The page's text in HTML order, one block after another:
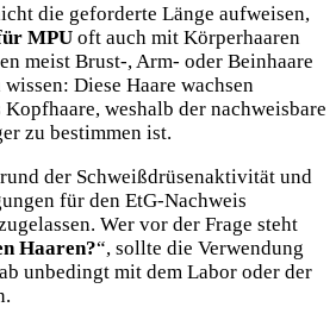
die geforderte Länge aufweisen,
MPU oft auch mit Körperhaaren
meist Brust-, Arm- oder Beinhaare
Diese Haare wachsen
weshalb der nachweisbare
zu bestimmen ist.
der Schweißdrüsenaktivität und
für den EtG-Nachweis
Wer vor der Frage steht
Haaren?“, sollte die Verwendung
unbedingt mit dem Labor oder der